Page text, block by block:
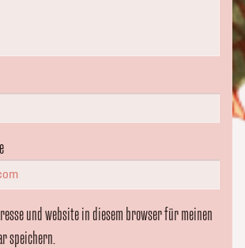
und website in diesem browser für meinen
speichern.